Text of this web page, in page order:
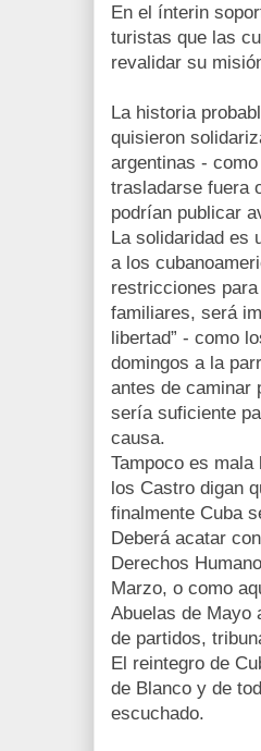
En el ínterin
turistas que las
revalidar su
La historia
quisieron
argentinas -
trasladarse fuera
podrían publicar
La solidaridad es
a los
restricciones
familiares, será
libertad” - como
domingos a la
antes de caminar
sería suficiente
causa.
Tampoco es
los Castro digan
finalmente Cuba
Deberá acatar
Derechos
Marzo, o como
Abuelas de Mayo
de partidos,
El reintegro de
de Blanco y de
escuchado.